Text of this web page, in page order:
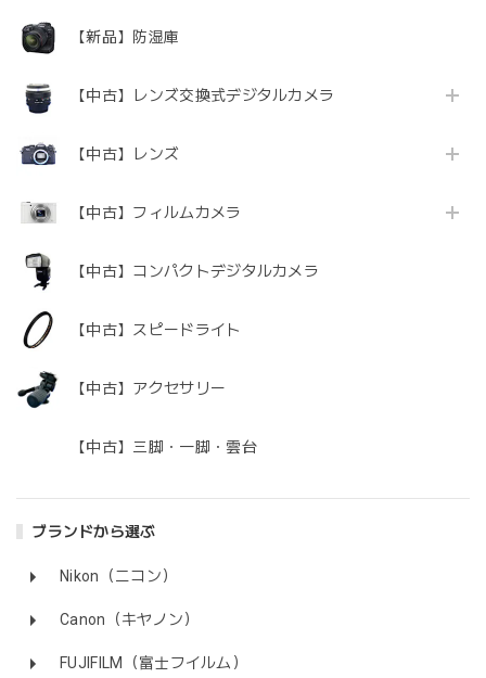
【新品】防湿庫
【中古】レンズ交換式デジタルカメラ
【中古】レンズ
【中古】フィルムカメラ
【中古】コンパクトデジタルカメラ
【中古】スピードライト
【中古】アクセサリー
【中古】三脚・一脚・雲台
ブランドから選ぶ
Nikon（ニコン）
Canon（キヤノン）
FUJIFILM（富士フイルム）